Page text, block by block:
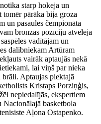
starp hokeja un
pārāka bija groza
un pasaules čempionāta
bronzas pozīciju atvēlēja
vadītājam un
dalībniekam Artūram
vairāk aptaujās nekā
lai viņš par nieka
Aptaujas piektajā
Kristaps Porziņģis,
nepiedalījās, ekspertiem
basketbola
Aļona Ostapenko.